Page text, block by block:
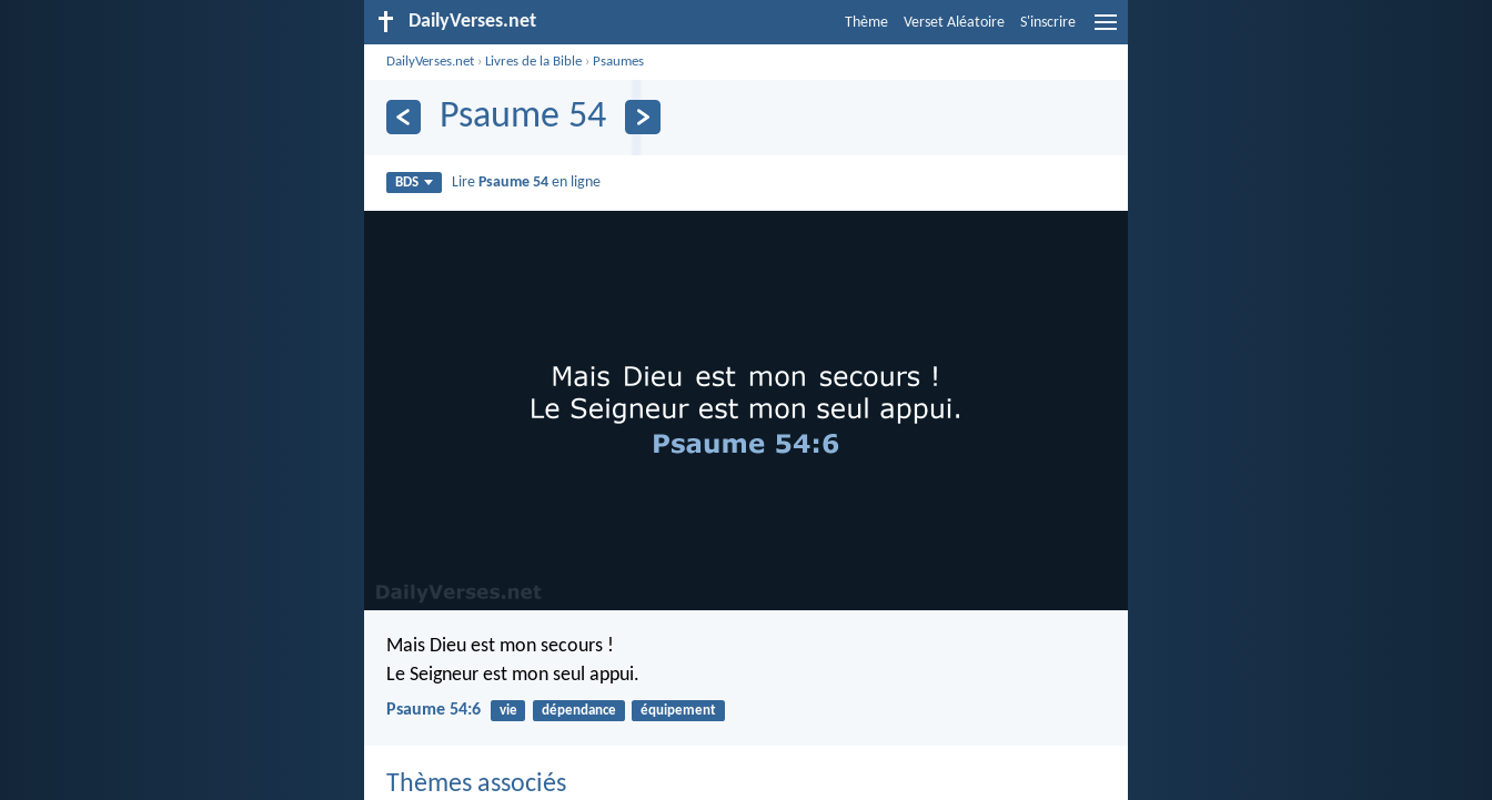
DailyVerses.net Thème Verset Aléatoire S'inscrire
DailyVerses.net ›Livres de la Bible › Psaumes
Psaume 54
BDS Lire Psaume 54 en ligne
Mais Dieu est mon secours !
Le Seigneur est mon seul appui.
Psaume 54:6 vie dépendance équipement
Thèmes associés